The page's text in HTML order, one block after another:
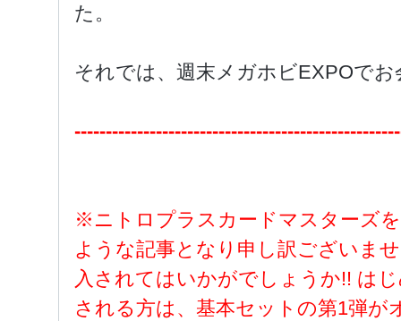
た。
それでは、週末メガホビEXPOで
※ニトロプラスカードマスターズ
ような記事となり申し訳ございま
入されてはいかがでしょうか!! は
される方は、基本セットの第1弾が